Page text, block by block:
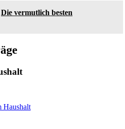
Die vermutlich besten
Haushalt